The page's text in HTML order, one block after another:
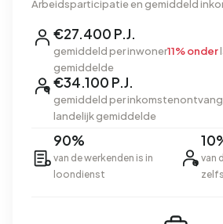
Arbeidsparticipatie en gemiddeld
€27.400 P.J.
gemiddeld per inwoner11% onder
gemiddelde
€34.100 P.J.
gemiddeld per
landelijk gemiddelde
90%
van de werkenden is in
loondienst
van